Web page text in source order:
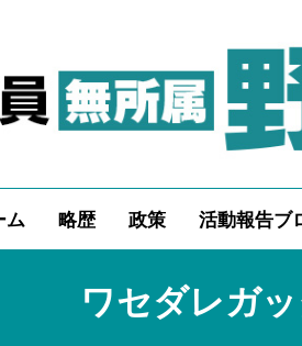
ム 略歴 政策 活動報告ブ
ワセダレガ